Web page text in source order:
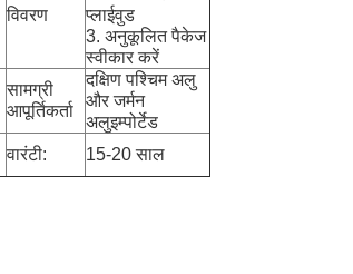
विवरण
प्लाईवुड
3. अनुकूलित पैकेज
स्वीकार करें
सामग्री
आपूर्तिकर्ता
दक्षिण पश्चिम अलु
और जर्मन
अलुइम्पोर्टेड
वारंटी: 15-20 साल